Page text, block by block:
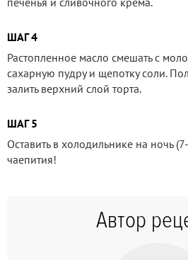
ШАГ 4
Растопленное масло смешать с
сахарную пудру и щепотку соли.
залить верхний слой торта.
ШАГ 5
Оставить в холодильнике на ночь
чаепития!
Автор